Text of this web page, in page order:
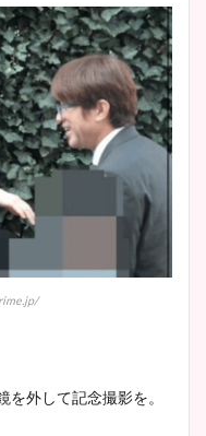
外して記念撮影を。